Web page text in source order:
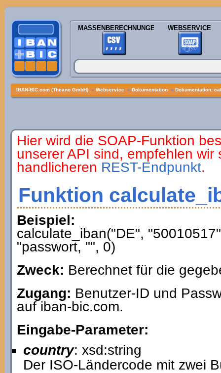
MASSENBERECHNUNGEN WEBSERVICE
IBAN-BIC.com (Theano GmbH) » Webservice » Dokumentation » Dokumentation:
Hier wird die SOAP-Funktion
unserer API sind, empfehlen
handlicheren REST-Endpunkt.
Funktion
Beispiel:
calculate_iban("DE",
"passwort, "", 0)
Zweck: Berechnet für die
Zugang: Benutzer-ID und
auf iban-bic.com.
Eingabe-Parameter:
country: xsd:string
Der ISO-Ländercode mit zwei